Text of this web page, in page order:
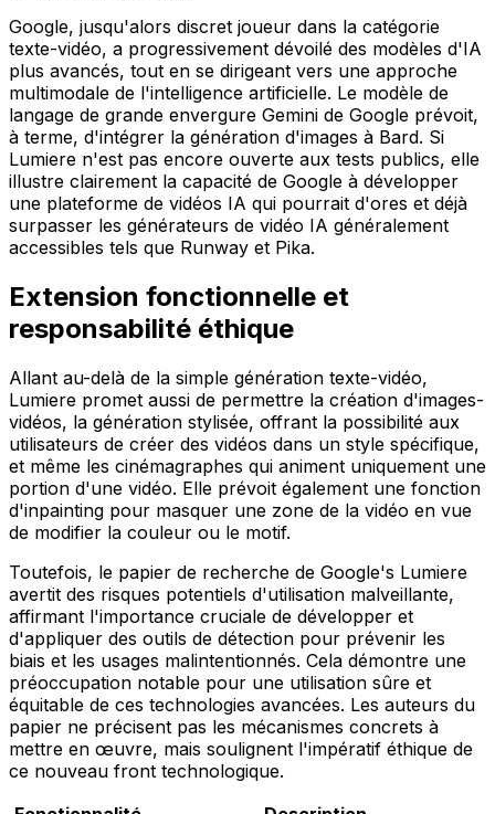
Google, jusqu'alors discret joueur dans la catégorie
texte-vidéo, a progressivement dévoilé des modèles d'IA
plus avancés, tout en se dirigeant vers une approche
multimodale de l'intelligence artificielle. Le modèle de
langage de grande envergure Gemini de Google prévoit,
à terme, d'intégrer la génération d'images à Bard. Si
Lumiere n'est pas encore ouverte aux tests publics, elle
illustre clairement la capacité de Google à développer
une plateforme de vidéos IA qui pourrait d'ores et déjà
surpasser les générateurs de vidéo IA généralement
accessibles tels que Runway et Pika.
Extension fonctionnelle et
responsabilité éthique
Allant au-delà de la simple génération texte-vidéo,
Lumiere promet aussi de permettre la création d'images-
vidéos, la génération stylisée, offrant la possibilité aux
utilisateurs de créer des vidéos dans un style spécifique,
et même les cinémagraphes qui animent uniquement une
portion d'une vidéo. Elle prévoit également une fonction
d'inpainting pour masquer une zone de la vidéo en vue
de modifier la couleur ou le motif.
Toutefois, le papier de recherche de Google's Lumiere
avertit des risques potentiels d'utilisation malveillante,
affirmant l'importance cruciale de développer et
d'appliquer des outils de détection pour prévenir les
biais et les usages malintentionnés. Cela démontre une
préoccupation notable pour une utilisation sûre et
équitable de ces technologies avancées. Les auteurs du
papier ne précisent pas les mécanismes concrets à
mettre en œuvre, mais soulignent l'impératif éthique de
ce nouveau front technologique.